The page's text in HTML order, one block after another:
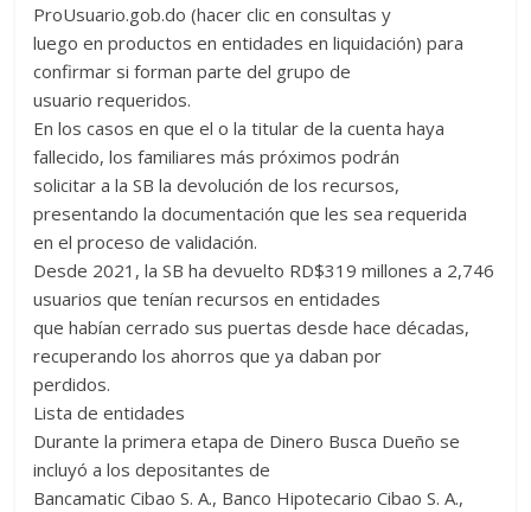
ProUsuario.gob.do (hacer clic en consultas y
luego en productos en entidades en liquidación) para
confirmar si forman parte del grupo de
usuario requeridos.
En los casos en que el o la titular de la cuenta haya
fallecido, los familiares más próximos podrán
solicitar a la SB la devolución de los recursos,
presentando la documentación que les sea requerida
en el proceso de validación.
Desde 2021, la SB ha devuelto RD$319 millones a 2,746
usuarios que tenían recursos en entidades
que habían cerrado sus puertas desde hace décadas,
recuperando los ahorros que ya daban por
perdidos.
Lista de entidades
Durante la primera etapa de Dinero Busca Dueño se
incluyó a los depositantes de
Bancamatic Cibao S. A., Banco Hipotecario Cibao S. A.,